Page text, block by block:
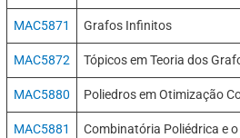
MAC5871 Grafos Infinitos
MAC5872 Tópicos em Teoria dos
MAC5880 Poliedros em Otimização
MAC5881
Combinatória Poliédrica e